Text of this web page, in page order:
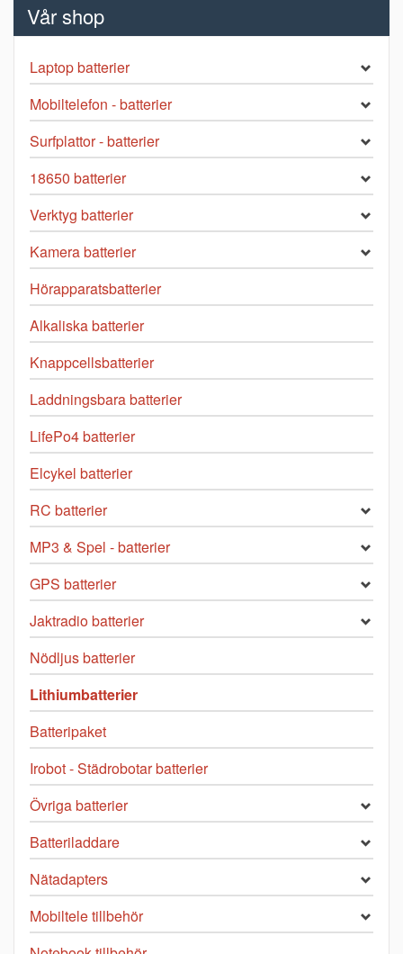
Vår shop
Laptop batterier
Mobiltelefon - batterier
Surfplattor - batterier
18650 batterier
Verktyg batterier
Kamera batterier
Hörapparatsbatterier
Alkaliska batterier
Knappcellsbatterier
Laddningsbara batterier
LifePo4 batterier
Elcykel batterier
RC batterier
MP3 & Spel - batterier
GPS batterier
Jaktradio batterier
Nödljus batterier
Lithiumbatterier
Batteripaket
Irobot - Städrobotar batterier
Övriga batterier
Batteriladdare
Nätadapters
Mobiltele tillbehör